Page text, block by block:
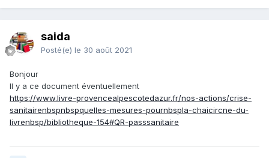
saida
Posté(e) le 30 août 2021
Bonjour
Il y a ce document éventuellement
https://www.livre-provencealpescotedazur.fr/nos-actions/crise-
sanitairenbspnbspquelles-mesures-pournbspla-chaicircne-du-
livrenbsp/bibliotheque-154#QR-passsanitaire